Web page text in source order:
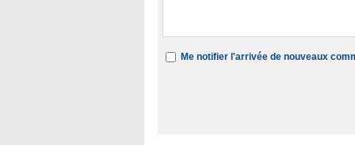
Me notifier l'arrivée de nouveaux